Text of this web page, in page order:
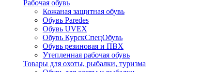
Рабочая обувь
Кожаная защитная обувь
Обувь Paredes
Обувь UVEX
Обувь КурскСпецОбувь
Обувь резиновая и ПВХ
Утепленная рабочая обувь
Товары для охоты, рыбалки, туризма